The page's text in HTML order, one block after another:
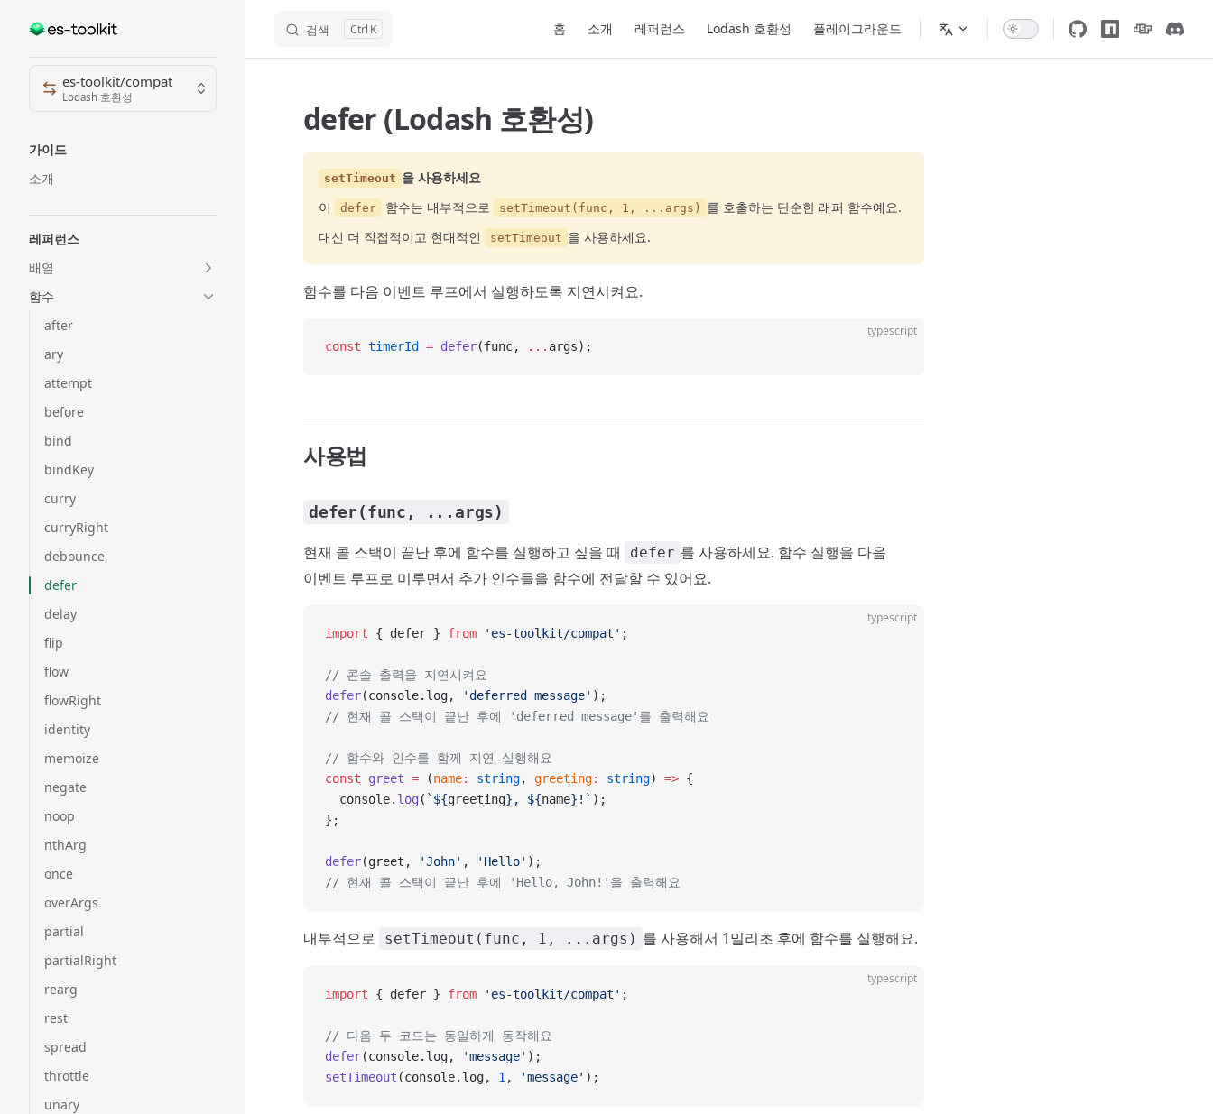
Skip to content 검색 K 홈 소개 레퍼런스 Lodash 호환성 플레이그라운드
Sidebar Navigation
es-toolkit/compat
Lodash 호환성
가이드
소개
레퍼런스
배열
함수
after
ary
attempt
before
bind
bindKey
curry
curryRight
debounce
defer
delay
flip
flow
flowRight
identity
memoize
negate
noop
nthArg
once
overArgs
partial
partialRight
rearg
rest
spread
throttle
unary
defer (Lodash 호환성)
setTimeout 을 사용하세요
이
defer 함수는 내부적으로 setTimeout(func, 1, ...args)
를 호출하는 단순한 래퍼 함수예요.
대신 더 직접적이고 현대적인
setTimeout 을 사용하세요.
함수를 다음 이벤트 루프에서 실행하도록 지연시켜요.
typescript
const timerId = defer(func, ... args);
사용법
defer(func, ...args)
현재 콜 스택이 끝난 후에 함수를 실행하고 싶을 때 defer 를 사용하세요. 함수 실행을 다음
이벤트 루프로 미루면서 추가 인수들을 함수에 전달할 수 있어요.
typescript
import { defer } from 'es-toolkit/compat' ;
// 콘솔 출력을 지연시켜요
defer(console.log, 'deferred message' );
// 현재 콜 스택이 끝난 후에 'deferred message'를 출력해요
// 함수와 인수를 함께 지연 실행해요
const greet = (name: string, greeting: string) => {
  console.
log ( `${greeting}, ${name}!` );
};
defer(greet, 'John' , 'Hello' );
// 현재 콜 스택이 끝난 후에 'Hello, John!'을 출력해요
내부적으로 setTimeout(func, 1, ...args) 를 사용해서 1밀리초 후에 함수를 실행해요.
typescript
import { defer } from 'es-toolkit/compat' ;
// 다음 두 코드는 동일하게 동작해요
defer(console.log, 'message' );
setTimeout (console.log, 1 , 'message' );